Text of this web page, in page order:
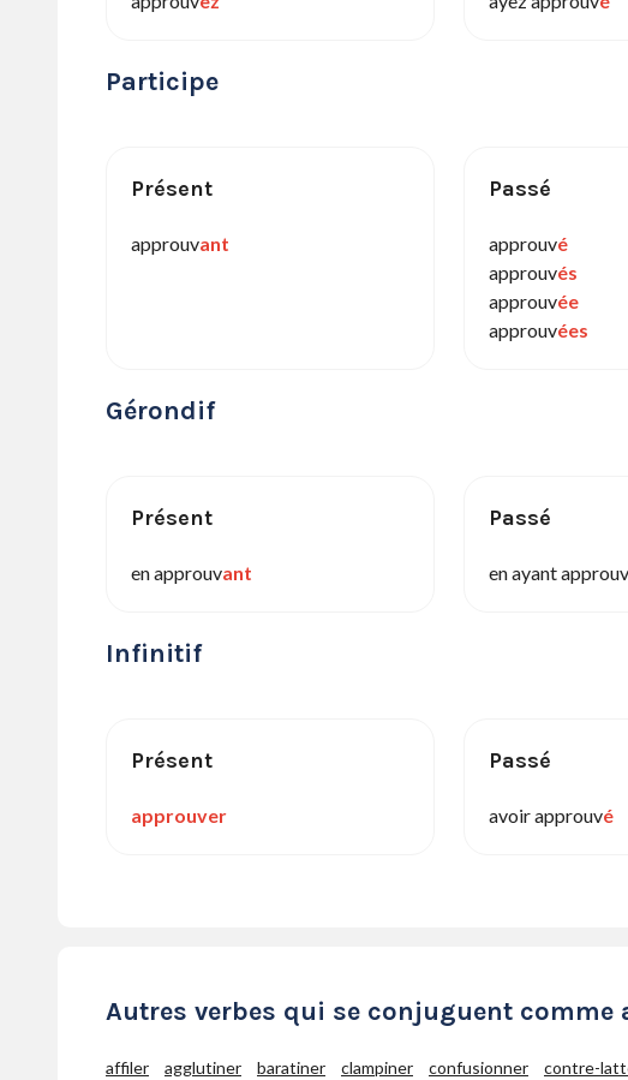
Participe
Présent
approuvant
Passé
approuvé
approuvés
approuvée
approuvées
Gérondif
Présent
en approuvant
Passé
en ayant approuv
Infinitif
Présent
approuver
Passé
avoir approuvé
Autres verbes qui se conjuguent comme
affiler agglutiner baratiner clampiner confusionner contre-